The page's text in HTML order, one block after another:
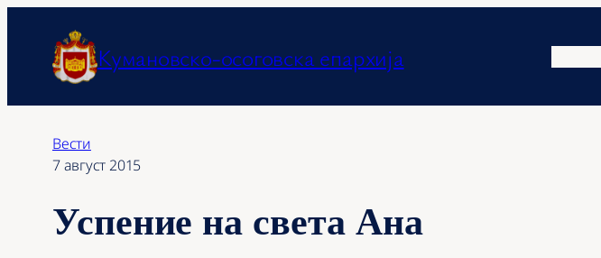
содржината
Кумановско-осоговска епархија
Вести
7 август 2015
Успение на света Ана